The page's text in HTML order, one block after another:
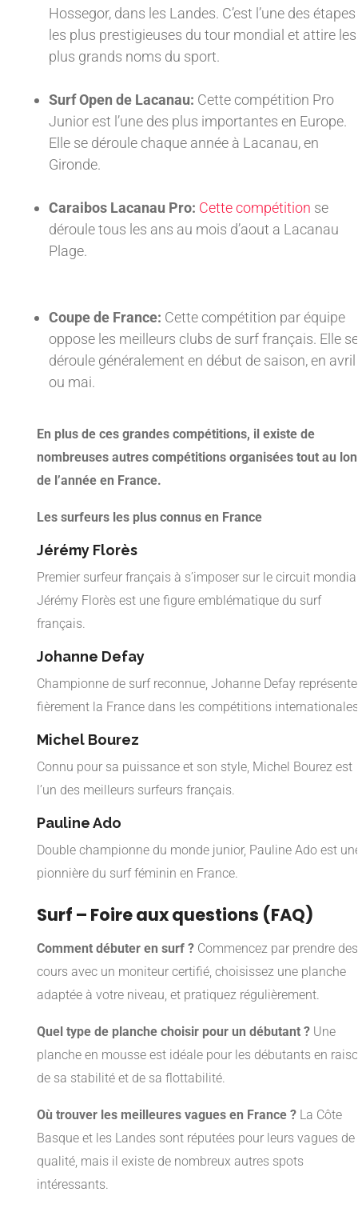
Hossegor, dans les Landes. C’est l’une des étapes
les plus prestigieuses du tour mondial et attire les
plus grands noms du sport.
Surf Open de Lacanau: Cette compétition Pro
Junior est l’une des plus importantes en Europe.
Elle se déroule chaque année à Lacanau, en
Gironde.
Caraibos Lacanau Pro: Cette compétition se
déroule tous les ans au mois d’aout a Lacanau
Plage.
Coupe de France: Cette compétition par équipe
oppose les meilleurs clubs de surf français. Elle se
déroule généralement en début de saison, en avril
ou mai.
En plus de ces grandes compétitions, il existe de
nombreuses autres compétitions organisées tout au
de l’année en France.
Les surfeurs les plus connus en France
Jérémy Florès
Premier surfeur français à s’imposer sur le circuit
Jérémy Florès est une figure emblématique du surf
français.
Johanne Defay
Championne de surf reconnue, Johanne Defay représente
fièrement la France dans les compétitions
Michel Bourez
Connu pour sa puissance et son style, Michel Bourez est
l’un des meilleurs surfeurs français.
Pauline Ado
Double championne du monde junior, Pauline Ado est
pionnière du surf féminin en France.
Surf – Foire aux questions (FAQ)
Comment débuter en surf ? Commencez par prendre des
cours avec un moniteur certifié, choisissez une planche
adaptée à votre niveau, et pratiquez régulièrement.
Quel type de planche choisir pour un débutant ? Une
planche en mousse est idéale pour les débutants en
de sa stabilité et de sa flottabilité.
Où trouver les meilleures vagues en France ? La Côte
Basque et les Landes sont réputées pour leurs vagues de
qualité, mais il existe de nombreux autres spots
intéressants.